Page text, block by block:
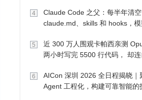
4
Claude Code 之父：每半年清
claude.md、skills 和 hooks，模
5
近 300 万人围观卡帕西亲测
两小时写完 5500 行代码， 却连
6
AICon 深圳 2026 全日程揭晓｜
Agent 工程化，构建可靠智能的